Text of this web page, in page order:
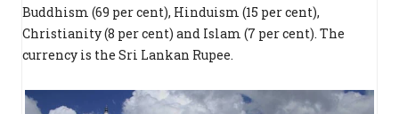
Buddhism (69 per cent), Hinduism (15 per cent),
Christianity (8 per cent) and Islam (7 per cent). The
currency is the Sri Lankan Rupee.